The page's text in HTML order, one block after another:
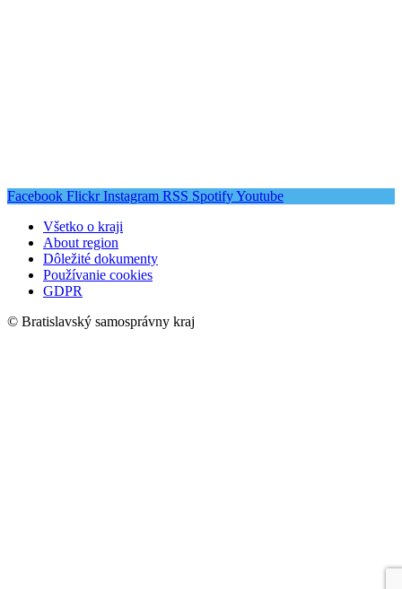
Facebook Flickr Instagram RSS SpotifyYoutube
Všetko o kraji
About region
Dôležité dokumenty
Používanie cookies
GDPR
© Bratislavský samosprávny kraj